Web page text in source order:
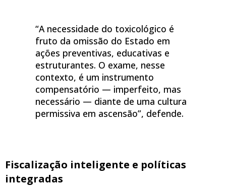
“A necessidade do toxicológico é
fruto da omissão do Estado em
ações preventivas, educativas e
estruturantes. O exame, nesse
contexto, é um instrumento
compensatório — imperfeito, mas
necessário — diante de uma cultura
permissiva em ascensão”, defende.
Fiscalização inteligente e políticas
integradas